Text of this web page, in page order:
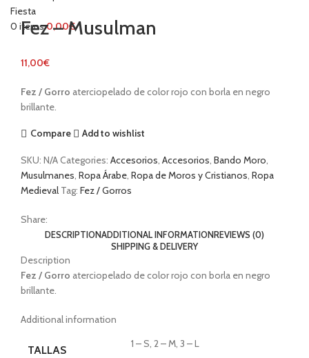
0 items0,00€
Fez – Musulman
11,00€
Fez / Gorro aterciopelado de color rojo con borla en negro
brillante.
Compare Add to wishlist
SKU: N/ACategories: Accesorios Accesorios Bando Moro
Musulmanes Ropa Árabe Ropa de Moros y Cristianos Ropa
Medieval Tag: Fez / Gorros
Share:
DESCRIPTIONADDITIONAL INFORMATIONREVIEWS (0)
SHIPPING & DELIVERY
Description
Fez / Gorro aterciopelado de color rojo con borla en negro
brillante.
Additional information
TALLAS 1 – S, 2 – M, 3 – L